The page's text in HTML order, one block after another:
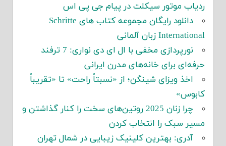
ردیاب موتور سیکلت در پیام جی پی اس
دانلود رایگان مجموعه کتاب های Schritte
International زبان آلمانی
نورپردازی مخفی با ال ای دی نواری: 7 ترفند
حرفه‌ای برای خانه‌های مدرن ایرانی
اخذ ویزای شینگن؛ از «نسبتاً راحت» تا «تقریباً
کابوس»
چرا زنان 2025 روتین‌های سخت را کنار گذاشتن و
مسیر سبک را انتخاب کردن
آدری: بهترین کلینیک زیبایی در شمال تهران